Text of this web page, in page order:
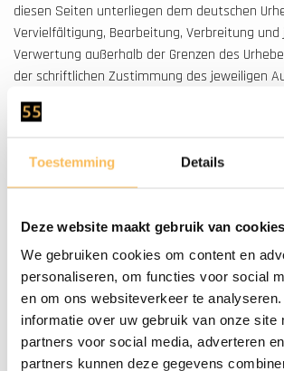
Toestemming Details
Deze website maakt gebruik van cookies
We gebruiken cookies om content en
personaliseren, om functies voor social
en om ons websiteverkeer te
informatie over uw gebruik van onze site
partners voor social media, adverteren
partners kunnen deze gegevens
diesen Seiten unterliegen dem deutschen
Vervielfältigung, Bearbeitung, Verbreitung
Verwertung außerhalb der Grenzen des
der schriftlichen Zustimmung des jeweiligen
Erstellers. Downloads und Kopien dieser Seite
privaten, nicht kommerziellen Gebrauch
werden die Urheberrechte Dritter beachtet.
werden Inhalte Dritter als solche
bitten wir um einen entsprechenden Hinweis.
von Rechtsverletzungen werden wir derartige
entfernen.